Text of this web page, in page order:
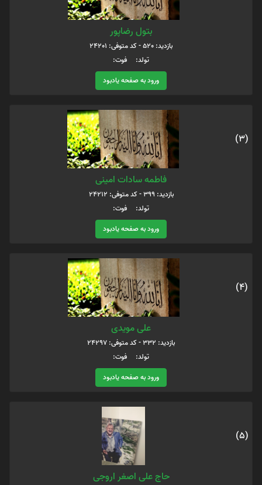
بتول رضاپور
بازدید: 520 - کد متوفی: 24201
تولد: فوت:
ورود به صفحه یادبود
(3)
فاطمه سادات امینی
بازدید: 399 - کد متوفی: 24212
تولد: فوت:
ورود به صفحه یادبود
(4)
علی مویدی
بازدید: 332 - کد متوفی: 24297
تولد: فوت:
ورود به صفحه یادبود
(5)
حاج علی اصغر اروجی